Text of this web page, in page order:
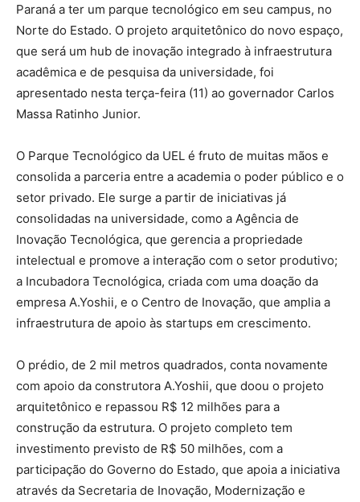
Paraná a ter um parque tecnológico em seu campus, no
Norte do Estado. O projeto arquitetônico do novo espaço,
que será um hub de inovação integrado à infraestrutura
acadêmica e de pesquisa da universidade, foi
apresentado nesta terça-feira (11) ao governador Carlos
Massa Ratinho Junior.
O Parque Tecnológico da UEL é fruto de muitas mãos e
consolida a parceria entre a academia o poder público e o
setor privado. Ele surge a partir de iniciativas já
consolidadas na universidade, como a Agência de
Inovação Tecnológica, que gerencia a propriedade
intelectual e promove a interação com o setor produtivo;
a Incubadora Tecnológica, criada com uma doação da
empresa A.Yoshii, e o Centro de Inovação, que amplia a
infraestrutura de apoio às startups em crescimento.
O prédio, de 2 mil metros quadrados, conta novamente
com apoio da construtora A.Yoshii, que doou o projeto
arquitetônico e repassou R$ 12 milhões para a
construção da estrutura. O projeto completo tem
investimento previsto de R$ 50 milhões, com a
participação do Governo do Estado, que apoia a iniciativa
através da Secretaria de Inovação, Modernização e